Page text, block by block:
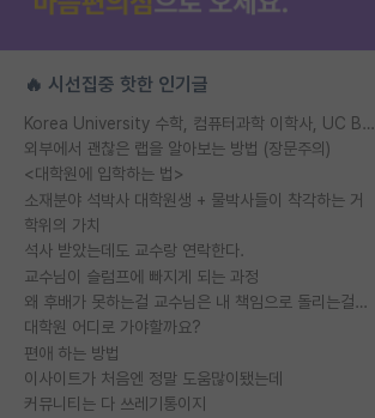
🔥 시선집중 핫한 인기글
Korea University 수학, 컴퓨터과학 이학사, UC Berkeley 산업공학 대학원 공학박사가 되는 것은 쉽지 않겠죠?
외부에서 괜찮은 랩을 알아보는 방법 (장문주의)
<대학원에 입학하는 법>
소재분야 석박사 대학원생 + 물박사들이 착각하는 거
학위의 가치
석사 받았는데도 교수랑 연락한다.
교수님이 슬럼프에 빠지게 되는 과정
왜 후배가 못하는걸 교수님은 내 책임으로 돌리는걸까요?
대학원 어디로 가야할까요?
편애 하는 방법
이사이트가 처음엔 정말 도움많이됐는데
커뮤니티는 다 쓰레기통이지